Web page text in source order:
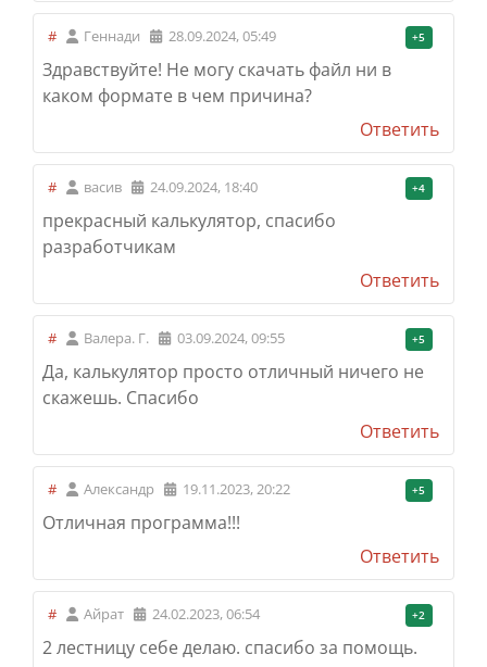
# Геннади 28.09.2024, 05:49 +5
Здравствуйте! Не могу скачать файл ни в
каком формате в чем причина?
Ответить
# васив 24.09.2024, 18:40 +4
прекрасный калькулятор, спасибо
разработчикам
Ответить
# Валера. Г. 03.09.2024, 09:55 +5
Да, калькулятор просто отличный ничего не
скажешь. Спасибо
Ответить
# Александр 19.11.2023, 20:22 +5
Отличная программа!!!
Ответить
# Айрат 24.02.2023, 06:54 +2
2 лестницу себе делаю. спасибо за помощь.